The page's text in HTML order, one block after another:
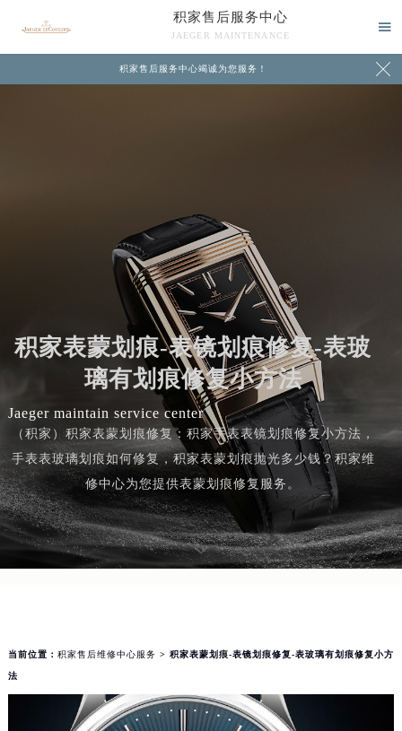
积家售后服务中心
JAEGER MAINTENANCE

积家售后服务中心竭诚为您服务！ 
积家表蒙划痕-表镜划痕修复-表玻
璃有划痕修复小方法
Jaeger maintain service center
（积家）积家表蒙划痕修复：积家手表表镜划痕修复小方法，
手表表玻璃划痕如何修复，积家表蒙划痕抛光多少钱？积家维
修中心为您提供表蒙划痕修复服务。
当前位置： 积家售后维修中心服务 > 积家表蒙划痕-表镜划痕修复-表玻璃有划痕修复小方
法